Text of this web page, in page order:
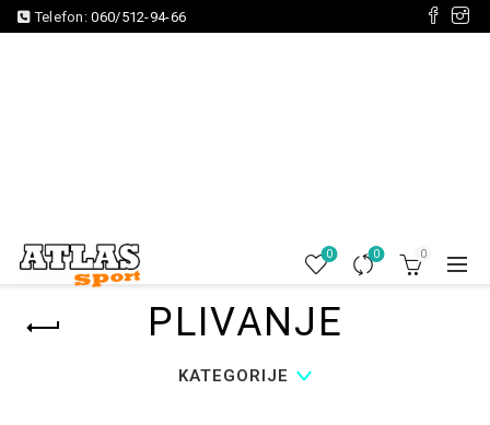
Telefon:060/512-94-66
0 0 0
PLIVANJE
KATEGORIJE